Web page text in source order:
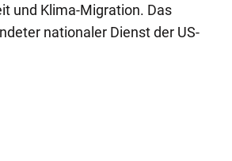
und Klima-Migration. Das
nationaler Dienst der US-